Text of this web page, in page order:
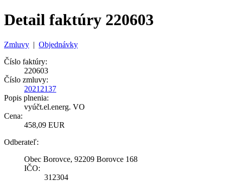
Detail faktúry 220603
Zmluvy | Objednávky
Číslo faktúry:
220603
Číslo zmluvy:
20212137
Popis plnenia:
vyúčt.el.energ. VO
Cena:
458,09 EUR
Odberateľ:
Obec Borovce, 92209 Borovce 168
IČO:
312304